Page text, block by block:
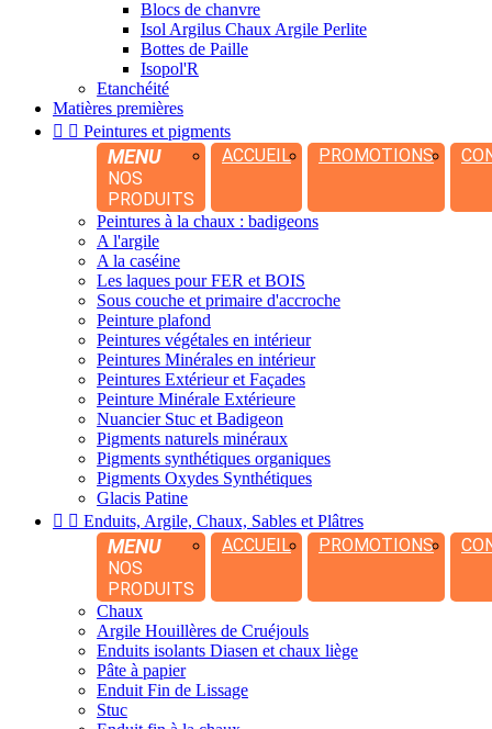
Blocs de chanvre
Isol Argilus Chaux Argile Perlite
Bottes de Paille
Isopol'R
Etanchéité
Matières premières
  Peintures et pigments
MENU
NOS
PRODUITS
ACCUEIL PROMOTIONS
Peintures à la chaux : badigeons
A l'argile
A la caséine
Les laques pour FER et BOIS
Sous couche et primaire d'accroche
Peinture plafond
Peintures végétales en intérieur
Peintures Minérales en intérieur
Peintures Extérieur et Façades
Peinture Minérale Extérieure
Nuancier Stuc et Badigeon
Pigments naturels minéraux
Pigments synthétiques organiques
Pigments Oxydes Synthétiques
Glacis Patine
  Enduits, Argile, Chaux, Sables et Plâtres
MENU
NOS
PRODUITS
ACCUEIL PROMOTIONS
Chaux
Argile Houillères de Cruéjouls
Enduits isolants Diasen et chaux liège
Pâte à papier
Enduit Fin de Lissage
Stuc